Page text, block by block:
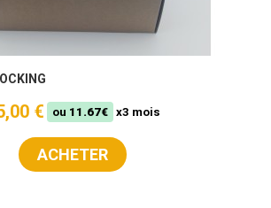
€ ou 11.67€ x3 mois
ACHETER